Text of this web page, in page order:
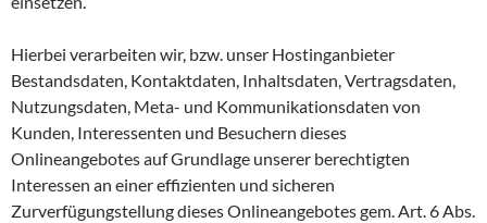
Hierbei verarbeiten wir, bzw. unser Hostinganbieter
Bestandsdaten, Kontaktdaten, Inhaltsdaten, Vertragsdaten,
Nutzungsdaten, Meta- und Kommunikationsdaten von
Kunden, Interessenten und Besuchern dieses
Onlineangebotes auf Grundlage unserer berechtigten
Interessen an einer effizienten und sicheren
Zurverfügungstellung dieses Onlineangebotes gem. Art. 6 Abs.